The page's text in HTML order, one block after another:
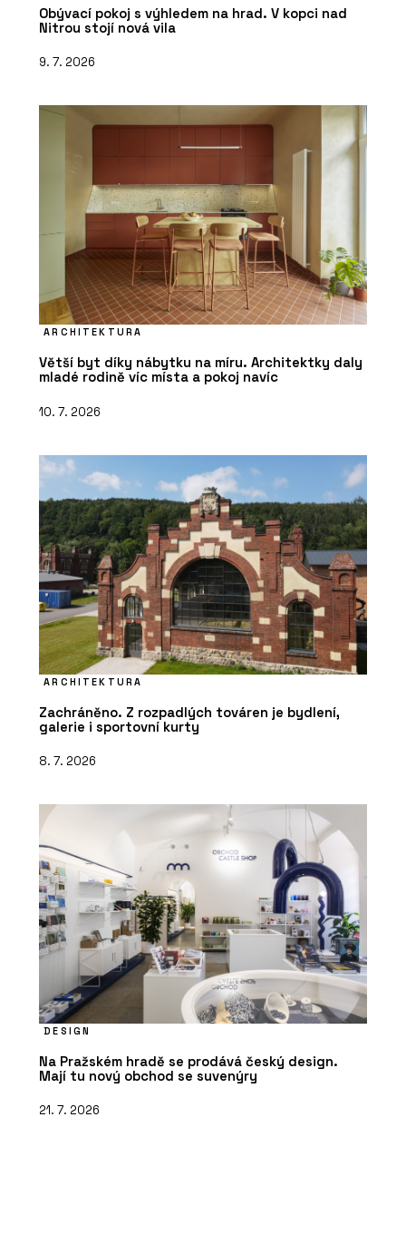
Obývací pokoj s výhledem na hrad. V kopci nad
Nitrou stojí nová vila
9. 7. 2026
ARCHITEKTURA
Větší byt díky nábytku na míru. Architektky daly
mladé rodině víc místa a pokoj navíc
10. 7. 2026
ARCHITEKTURA
Zachráněno. Z rozpadlých továren je bydlení,
galerie i sportovní kurty
8. 7. 2026
DESIGN
Na Pražském hradě se prodává český design.
Mají tu nový obchod se suvenýry
21. 7. 2026